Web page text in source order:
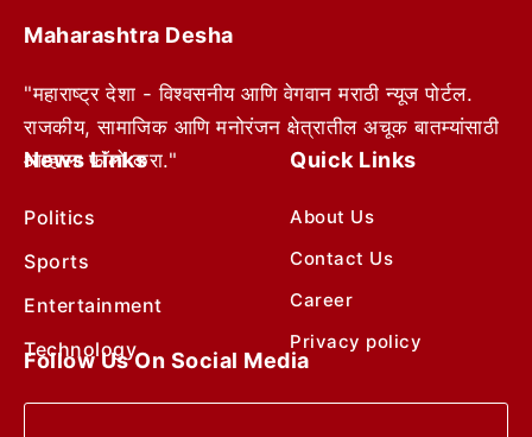
Maharashtra Desha
"महाराष्ट्र देशा - विश्वसनीय आणि वेगवान मराठी न्यूज पोर्टल.
राजकीय, सामाजिक आणि मनोरंजन क्षेत्रातील अचूक बातम्यांसाठी
आम्हाला फॉलो करा."
News Links
Politics
Sports
Entertainment
Technology
Quick Links
About Us
Contact Us
Career
Privacy policy
Follow Us On Social Media